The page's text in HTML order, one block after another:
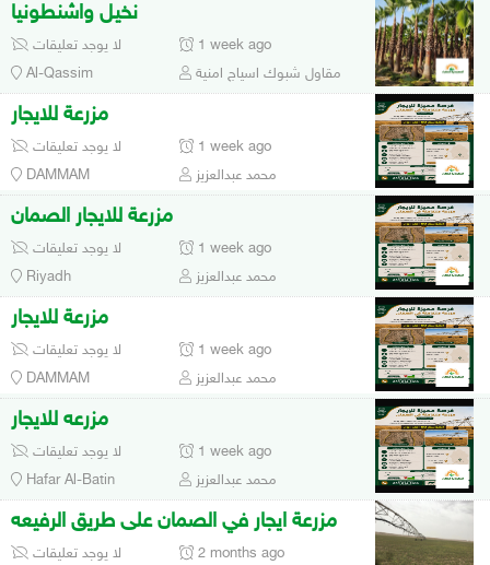
نخيل واشنطونيا
لا يوجد تعليقات
1 week ago
Al-Qassim
مقاول شبوك اسياج امنية
مزرعة للايجار
لا يوجد تعليقات
1 week ago
DAMMAM
محمد عبدالعزيز
مزرعة للايجار الصمان
لا يوجد تعليقات
1 week ago
Riyadh
محمد عبدالعزيز
مزرعة للايجار
لا يوجد تعليقات
1 week ago
DAMMAM
محمد عبدالعزيز
مزرعه للايجار
لا يوجد تعليقات
1 week ago
Hafar Al-Batin
محمد عبدالعزيز
مزرعة ايجار في الصمان على طريق الرفيعه
لا يوجد تعليقات
2 months ago